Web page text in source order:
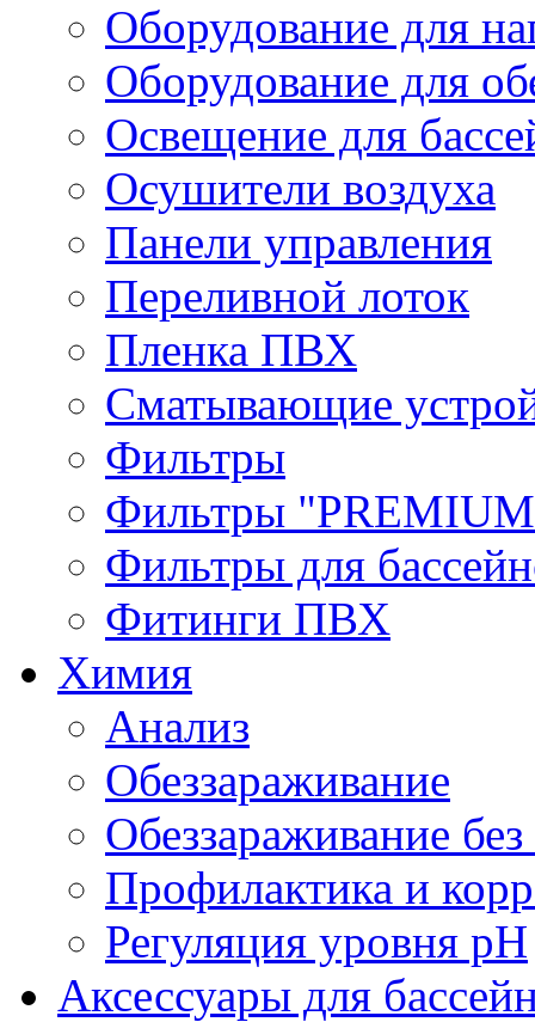
Оборудование для
Оборудование для
Освещение для
Осушители воздуха
Панели управления
Переливной лоток
Пленка ПВХ
Сматывающие
Фильтры
Фильтры
Фильтры для
Фитинги ПВХ
Химия
Анализ
Обеззараживание
Обеззараживание без
Профилактика и
Регуляция уровня pH
Аксессуары для